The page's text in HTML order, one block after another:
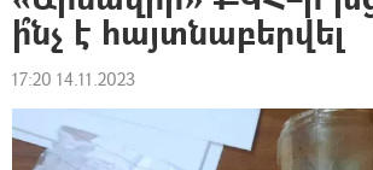
ի՞նչ է հայտնաբերվել
17:20 14.11.2023